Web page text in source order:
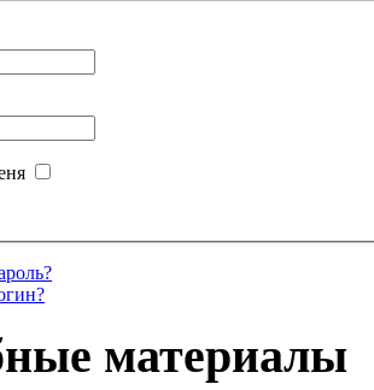
материалы